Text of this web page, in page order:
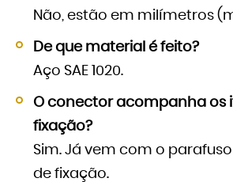
Não, estão em milímetros
De que material é feito?
Aço SAE 1020.
O conector acompanha os
fixação?
Sim. Já vem com o
de fixação.